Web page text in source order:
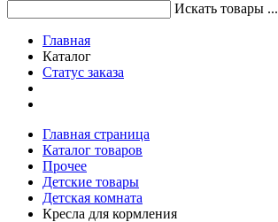
Искать товары ...
Главная
Каталог
Статус заказа
Главная страница
Каталог товаров
Прочее
Детские товары
Детская комната
Кресла для кормления